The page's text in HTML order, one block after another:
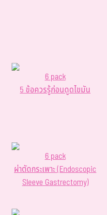
6 pack
5 ข้อควรรู้ก่อนดูดไขมัน
6 pack
ผ่าตัดกระเพาะ (Endoscopic
Sleeve Gastrectomy)